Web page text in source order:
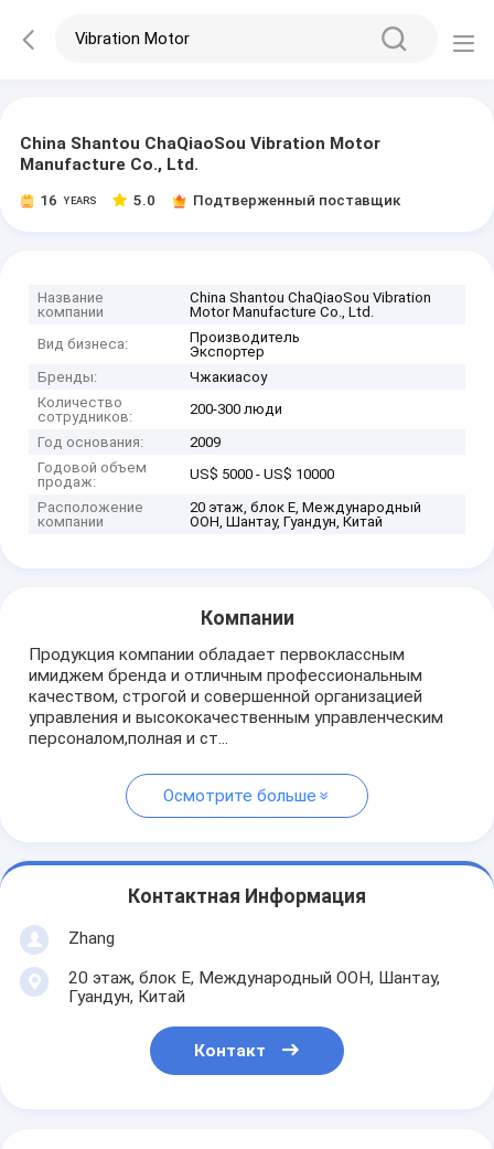
China Shantou ChaQiaoSou Vibration Motor
Manufacture Co., Ltd.
16 YEARS 5.0 Подтверженный поставщик
Название
компании
China Shantou ChaQiaoSou Vibration
Motor Manufacture Co., Ltd.
Вид бизнеса:
Производитель
Экспортер
Бренды:
Чжакиасоу
Количество
сотрудников:
200-300 люди
Год основания:
2009
Годовой объем
продаж:
US$ 5000 - US$ 10000
Расположение
компании
20 этаж, блок Е, Международный
ООН, Шантау, Гуандун, Китай
Компании
Продукция компании обладает первоклассным
имиджем бренда и отличным профессиональным
качеством, строгой и совершенной организацией
управления и высококачественным управленческим
персоналом,полная и ст...
Осмотрите больше
Контактная Информация
Zhang
20 этаж, блок Е, Международный ООН, Шантау,
Гуандун, Китай
Контакт